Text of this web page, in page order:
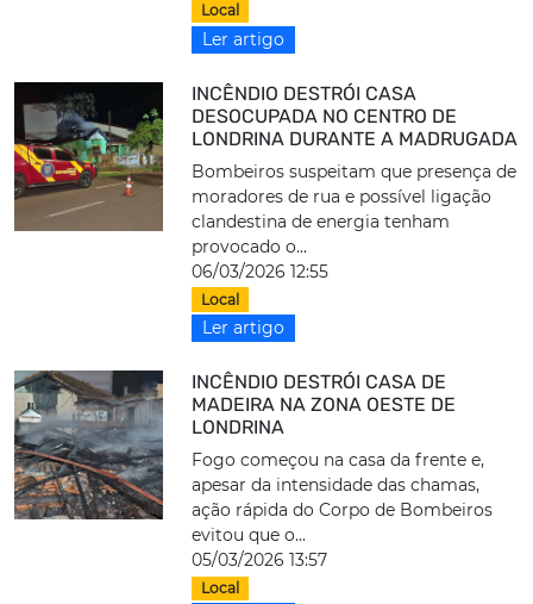
Local
Ler artigo
INCÊNDIO DESTRÓI CASA
DESOCUPADA NO CENTRO DE
LONDRINA DURANTE A MADRUGADA
Bombeiros suspeitam que presença de
moradores de rua e possível ligação
clandestina de energia tenham
provocado o...
06/03/2026 12:55
Local
Ler artigo
INCÊNDIO DESTRÓI CASA DE
MADEIRA NA ZONA OESTE DE
LONDRINA
Fogo começou na casa da frente e,
apesar da intensidade das chamas,
ação rápida do Corpo de Bombeiros
evitou que o...
05/03/2026 13:57
Local